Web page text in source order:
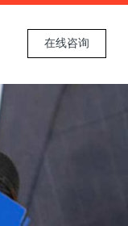
在线咨询